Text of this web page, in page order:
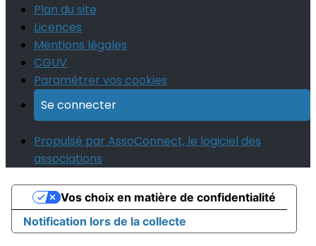
Plan du site
Licences
Mentions légales
CGUV
Paramétrer vos cookies
Se connecter
Propulsé par AssoConnect, le logiciel des
associations
Notification lors de la collecte
Vos choix en matière de confidentialité